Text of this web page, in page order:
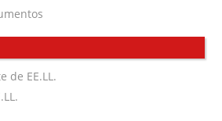
de EE.LL.